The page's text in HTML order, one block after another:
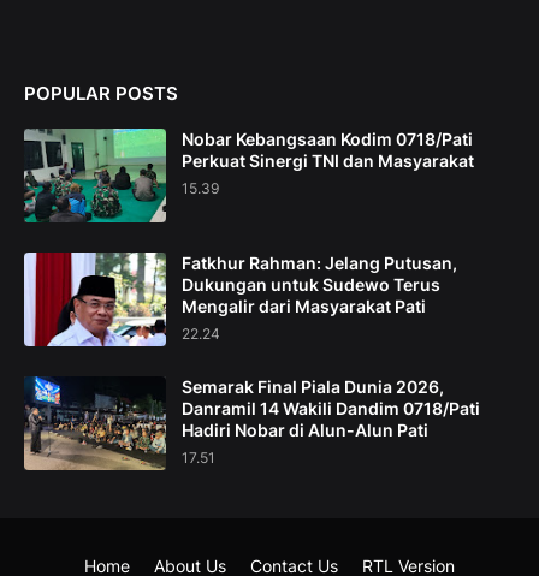
POPULAR POSTS
Nobar Kebangsaan Kodim 0718/Pati
Perkuat Sinergi TNI dan Masyarakat
15.39
Fatkhur Rahman: Jelang Putusan,
Dukungan untuk Sudewo Terus
Mengalir dari Masyarakat Pati
22.24
Semarak Final Piala Dunia 2026,
Danramil 14 Wakili Dandim 0718/Pati
Hadiri Nobar di Alun-Alun Pati
17.51
Home About Us Contact Us RTL Version